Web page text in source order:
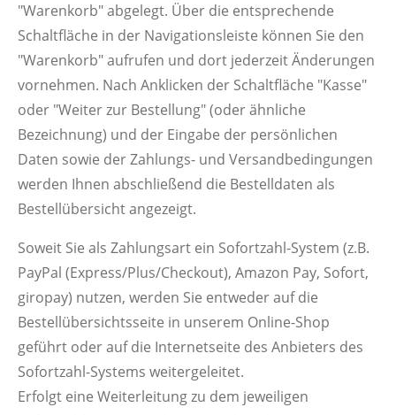
"Warenkorb" abgelegt. Über die entsprechende
Schaltfläche in der Navigationsleiste können Sie den
"Warenkorb" aufrufen und dort jederzeit Änderungen
vornehmen. Nach Anklicken der Schaltfläche "Kasse"
oder "Weiter zur Bestellung" (oder ähnliche
Bezeichnung) und der Eingabe der persönlichen
Daten sowie der Zahlungs- und Versandbedingungen
werden Ihnen abschließend die Bestelldaten als
Bestellübersicht angezeigt.
Soweit Sie als Zahlungsart ein Sofortzahl-System (z.B.
PayPal (Express/Plus/Checkout), Amazon Pay, Sofort,
giropay) nutzen, werden Sie entweder auf die
Bestellübersichtsseite in unserem Online-Shop
geführt oder auf die Internetseite des Anbieters des
Sofortzahl-Systems weitergeleitet.
Erfolgt eine Weiterleitung zu dem jeweiligen